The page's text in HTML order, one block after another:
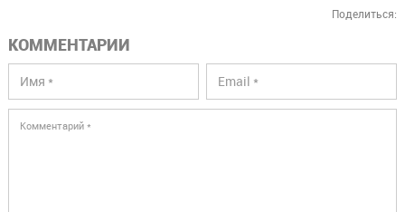
Поделиться:
КОММЕНТАРИИ